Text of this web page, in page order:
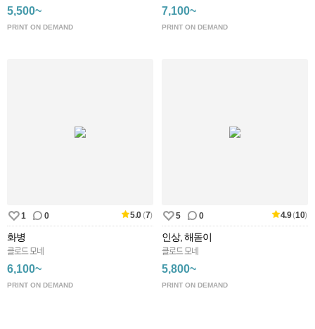
5,500~
PRINT ON DEMAND
7,100~
PRINT ON DEMAND
1 0 5.0(7)
화병
클로드 모네
6,100~
PRINT ON DEMAND
5 0 4.9(10)
인상, 해돋이
클로드 모네
5,800~
PRINT ON DEMAND